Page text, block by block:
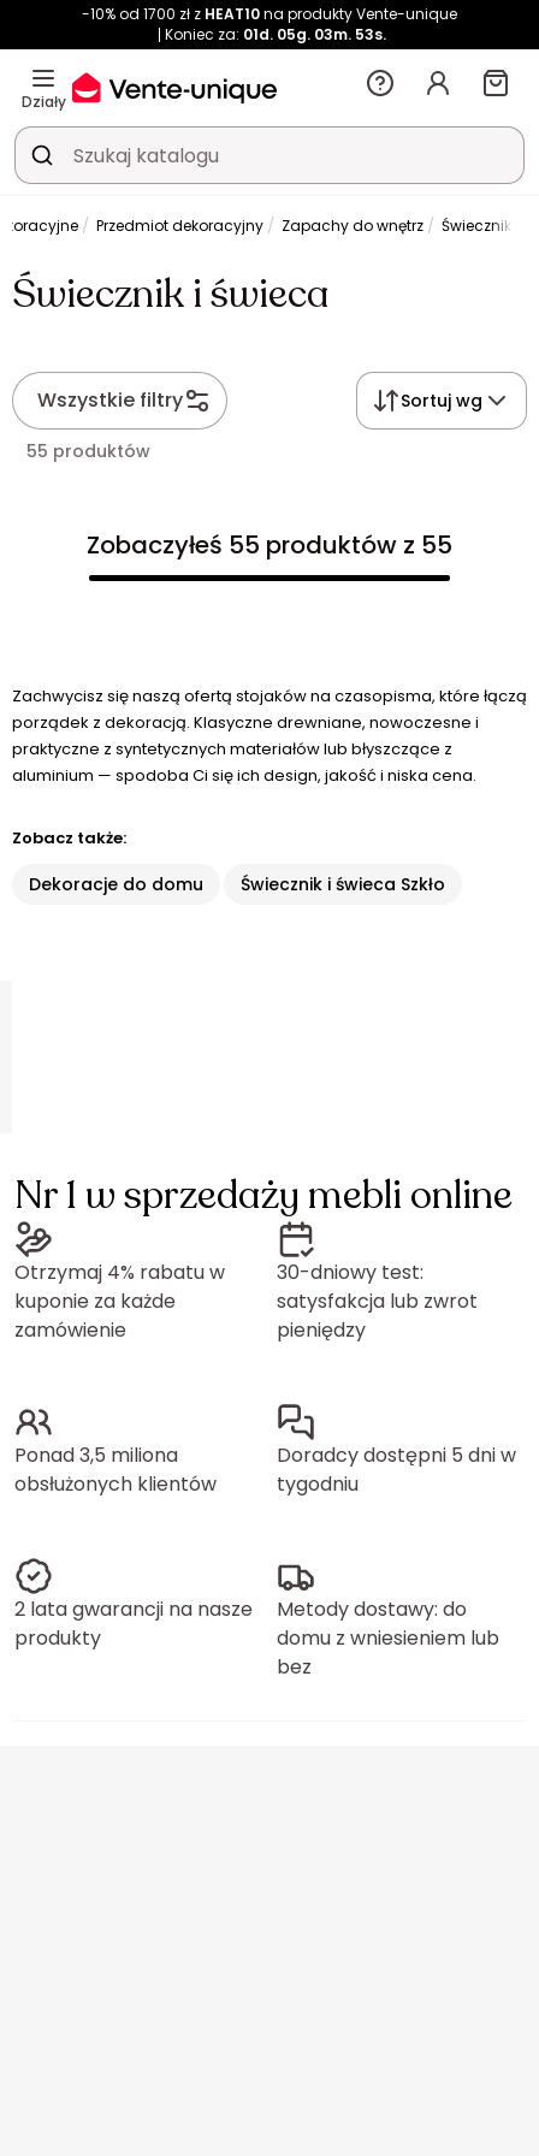
-10% od 1700 zł z HEAT10na produkty Vente-unique
Koniec za: 01d. 05g. 03m. 53s.
Działy
Przedmiot dekoracyjny Zapachy do wnętrz Świecznik i
Świecznik i świeca
Wszystkie filtry Sortuj wg
55 produktów
Zobaczyłeś 55 produktów z 55
Zachwycisz się naszą ofertą stojaków na czasopisma, które łączą
porządek z dekoracją. Klasyczne drewniane, nowoczesne i
praktyczne z syntetycznych materiałów lub błyszczące z
aluminium — spodoba Ci się ich design, jakość i niska cena.
Zobacz także:
Dekoracje do domu Świecznik i świeca Szkło
Nr 1 w sprzedaży mebli online
Otrzymaj 4% rabatu w
kuponie za każde
zamówienie
30-dniowy test:
satysfakcja lub zwrot
pieniędzy
Ponad 3,5 miliona
obsłużonych klientów
Doradcy dostępni 5 dni w
tygodniu
2 lata gwarancji na nasze
produkty
Metody dostawy: do
domu z wniesieniem lub
bez